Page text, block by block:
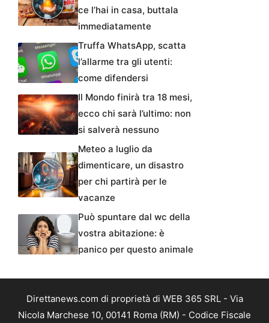
ce l’hai in casa, buttala
immediatamente
Truffa WhatsApp, scatta
l’allarme tra gli utenti:
come difendersi
Il Mondo finirà tra 18 mesi,
ecco chi sarà l’ultimo: non
si salverà nessuno
Meteo a luglio da
dimenticare, un disastro
per chi partirà per le
vacanze
Può spuntare dal wc della
vostra abitazione: è
panico per questo animale
Direttanews.com di proprietà di WEB 365 SRL - Via
Nicola Marchese 10, 00141 Roma (RM) - Codice Fiscale